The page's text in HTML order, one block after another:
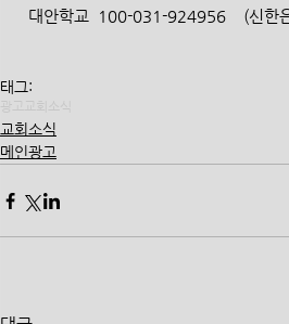
대안학교  100-031-924956    (신한
태그:
교회소식
메인광고